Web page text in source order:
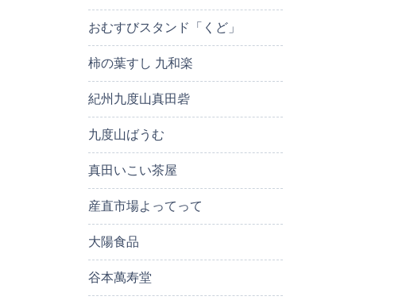
おむすびスタンド「くど」
柿の葉すし 九和楽
紀州九度山真田砦
九度山ばうむ
真田いこい茶屋
産直市場よってって
大陽食品
谷本萬寿堂